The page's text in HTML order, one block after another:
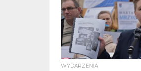
WYDARZENIA